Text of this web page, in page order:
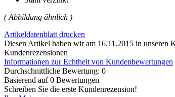
( Abbildung ähnlich )
Artikeldatenblatt drucken
Diesen Artikel haben wir am 16.11.2015 in unseren
Kundenrezensionen
Informationen zur Echtheit von Kundenbewertungen
Durchschnittliche Bewertung: 0
Basierend auf 0 Bewertungen
Schreiben Sie die erste Kundenrezension!